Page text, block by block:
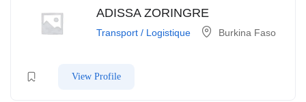
ADISSA ZORINGRE
Transport / Logistique Burkina Faso
View Profile